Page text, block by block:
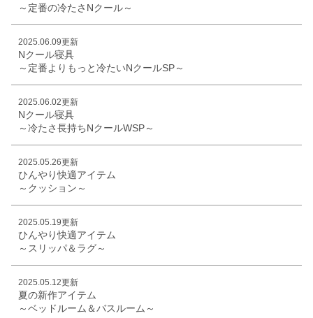
～定番の冷たさNクール～
2025.06.09更新
Nクール寝具
～定番よりもっと冷たいNクールSP～
2025.06.02更新
Nクール寝具
～冷たさ長持ちNクールWSP～
2025.05.26更新
ひんやり快適アイテム
～クッション～
2025.05.19更新
ひんやり快適アイテム
～スリッパ＆ラグ～
2025.05.12更新
夏の新作アイテム
～ベッドルーム＆バスルーム～